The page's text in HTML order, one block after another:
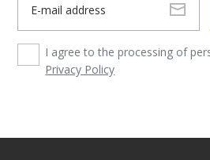
I agree to the processing of
Privacy Policy